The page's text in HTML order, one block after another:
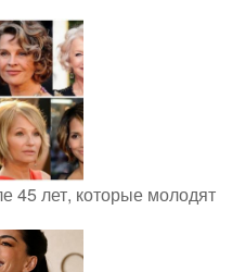
45 лет, которые молодят